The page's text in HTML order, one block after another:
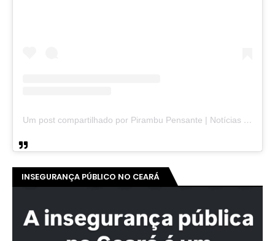
Um post compartilhado por Pirambu Pensante | Notícias & Entretenimento (@pirambupensante)
INSEGURANÇA PÚBLICO NO CEARÁ